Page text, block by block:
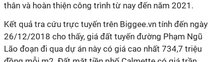
thân và hoàn thiện công trình từ nay đến năm 2021.
Kết quả tra cứu trực tuyến trên Biggee.vn tính đến ngày
26/12/2018 cho thấy, giá đất tuyến đường Phạm Ngũ
Lão đoạn đi qua dự án này có giá cao nhất 734,7 triệu